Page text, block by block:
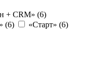
+ CRM» (6)
(6) «Старт» (6)